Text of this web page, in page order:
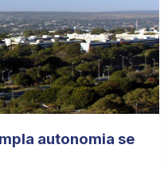
autonomia se